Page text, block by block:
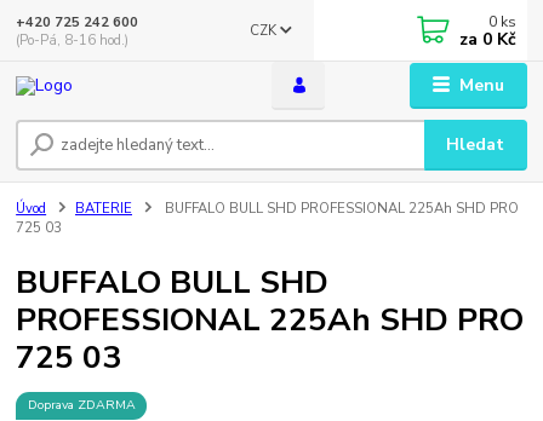
Menu
CZK
Hledat
+420 725 242 600
(Po-Pá, 8-16 hod.)
0 ks
za 0 Kč
Úvod BATERIE
BUFFALO BULL SHD PROFESSIONAL 225Ah SHD PRO
725 03
BUFFALO BULL SHD
PROFESSIONAL 225Ah SHD PRO
725 03
Doprava ZDARMA